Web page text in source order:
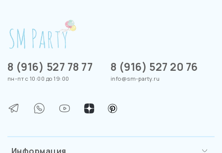
8 (916) 527 78 77
пн-пт с 10:00 до 19:00
8 (916) 527 20 76
info@sm-party.ru